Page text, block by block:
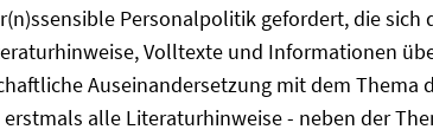
Personalpolitik gefordert, die
Volltexte und Informationen
Auseinandersetzung mit dem Thema
alle Literaturhinweise - neben der